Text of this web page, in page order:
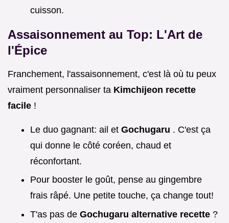
cuisson.
Assaisonnement au Top: L'Art de
l'Épice
Franchement, l'assaisonnement, c'est là où tu peux
vraiment personnaliser ta Kimchijeon recette
facile !
Le duo gagnant: ail et Gochugaru . C'est ça
qui donne le côté coréen, chaud et
réconfortant.
Pour booster le goût, pense au gingembre
frais râpé. Une petite touche, ça change tout!
T'as pas de Gochugaru alternative recette ?